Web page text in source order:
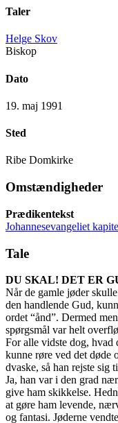
Taler
Helge Skov
Biskop
Dato
19. maj 1991
Sted
Ribe Domkirke
Omstændigheder
Prædikentekst
Johannesevangeliet
Tale
DU SKAL! DET ER
Når de gamle jøder
den handlende Gud,
ordet “ånd”. Dermed
spørgsmål var helt
For alle vidste dog, hvad
kunne røre ved det døde
dvaske, så han rejste sig
Ja, han var i den grad
give ham skikkelse.
at gøre ham levende,
og fantasi. Jøderne